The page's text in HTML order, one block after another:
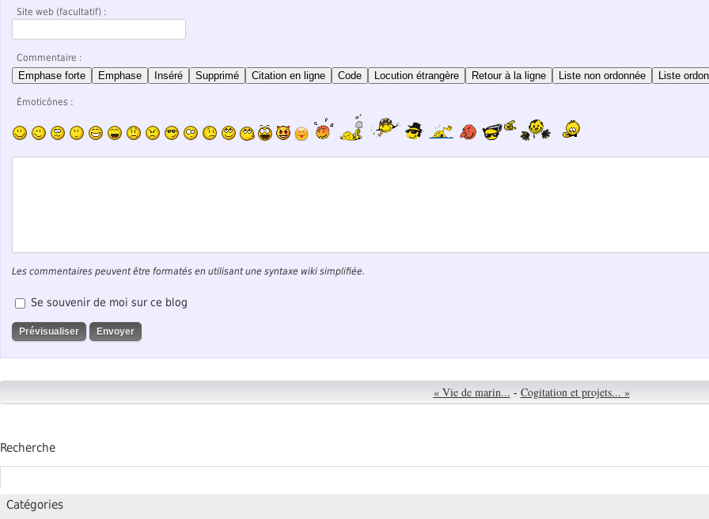
Site web (facultatif) :
Commentaire :
Emphase forte Emphase Inséré Supprimé Citation en ligne Code Locution étrangère Retour à la ligne Liste non ordonnée Liste
Émoticônes :
Les commentaires peuvent être formatés en utilisant une syntaxe wiki simplifiée.
Se souvenir de moi sur ce blog
« Vie de marin... - Cogitation et projets... »
Recherche
Catégories